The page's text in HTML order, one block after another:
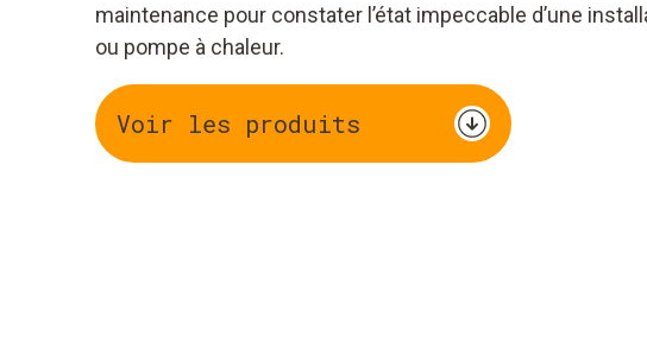
maintenance pour constater l’état impeccable d’une
ou pompe à chaleur.
Voir les produits